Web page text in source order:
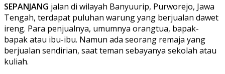
SEPANJANG jalan di wilayah Banyuurip, Purworejo, Jawa
Tengah, terdapat puluhan warung yang berjualan dawet
ireng. Para penjualnya, umumnya orangtua, bapak-
bapak atau ibu-ibu. Namun ada seorang remaja yang
berjualan sendirian, saat teman sebayanya sekolah atau
kuliah.